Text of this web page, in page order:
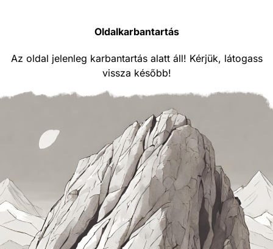
Oldalkarbantartás
Az oldal jelenleg karbantartás alatt áll! Kérjük, látogass
vissza később!